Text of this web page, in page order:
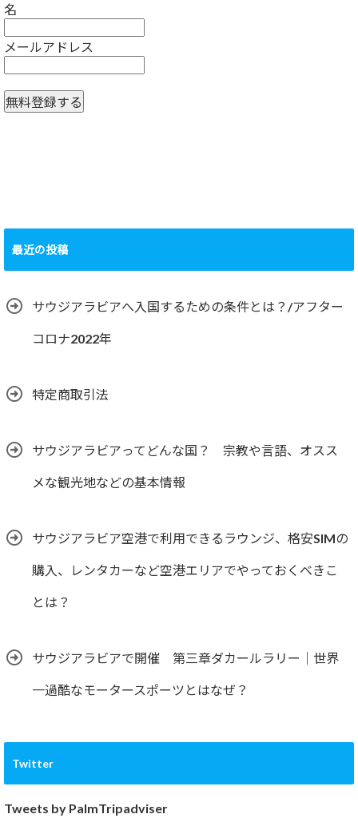
名
メールアドレス
最近の投稿
サウジアラビアへ入国するための条件とは？/アフター
コロナ2022年
特定商取引法
サウジアラビアってどんな国？ 宗教や言語、オスス
メな観光地などの基本情報
サウジアラビア空港で利用できるラウンジ、格安SIMの
購入、レンタカーなど空港エリアでやっておくべきこ
とは？
サウジアラビアで開催 第三章ダカールラリー｜世界
一過酷なモータースポーツとはなぜ？
Twitter
Tweets by PalmTripadviser